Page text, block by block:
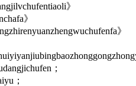
》
》
》
；
；